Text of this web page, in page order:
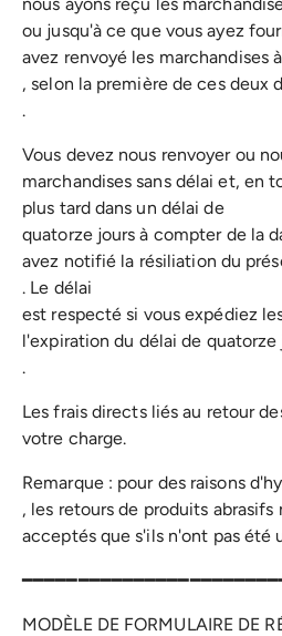
ou jusqu'à ce que vous ayez
avez renvoyé les marchandises
, selon la première de ces deux
.
Vous devez nous renvoyer ou
marchandises sans délai et, en
plus tard dans un délai de
quatorze jours à compter de la
avez notifié la résiliation du
. Le délai
est respecté si vous expédiez
l'expiration du délai de quatorze
.
Les frais directs liés au retour
votre charge.
Remarque : pour des raisons
, les retours de produits
acceptés que s'ils n'ont pas été
MODÈLE DE FORMULAIRE DE